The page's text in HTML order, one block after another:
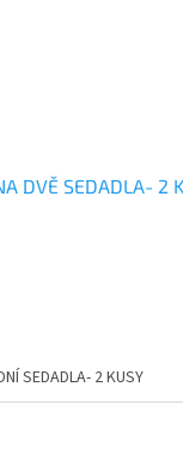
DVĚ SEDADLA- 2
SEDADLA- 2 KUSY